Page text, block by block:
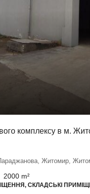
комплексу в м.
Житомир,
2000 m²
СКЛАДСЬКІ